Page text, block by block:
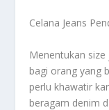
Celana Jeans
Menentukan
bagi orang yang
perlu khawatir
beragam denim